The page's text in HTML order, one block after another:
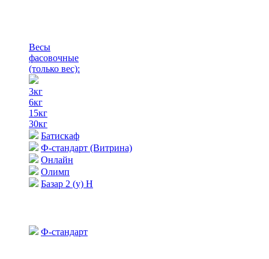
Весы
фасовочные
(только вес):
3кг
6кг
15кг
30кг
Батискаф
Ф-стандарт (Витрина)
Онлайн
Олимп
Базар 2 (у) Н
Ф-стандарт